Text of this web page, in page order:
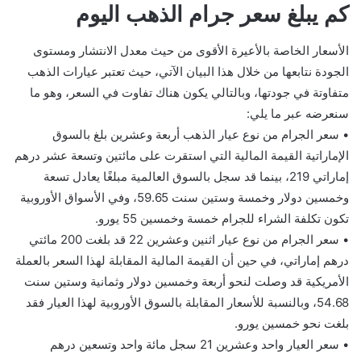
كم يبلغ سعر جرام الذهب اليوم
الأسعار الخاصة بالأعيرة الأقوى من حيث معدل الانتشار ومستوى
الجودة نتابعها من خلال هذا البيان الآتي، حيث تعتبر عيارات الذهب
متفاوتة في جودتها، وبالتالي يكون هناك تفاوت في السعر، وهو ما
سنعرضه عبر ما يلي:
• سعر الجرام من نوع عيار الذهب أربعة وعشرين بلغ بالسوق
الإماراتية القيمة المالية التي استقرت على مائتين وتسعة عشر درهم
إماراتي 219، بينما قد سجل بالسوق العالمية مبلغًا يعادل تسعة
وخمسين دولار وخمسة وستين سنت 59.65، وفي الأسواق الأوروبية
تكون تكلفة الشراء للجرام خمسة وخمسين 55 يورو.
• سعر الجرام من نوع عيار اثنين وعشرين 22 قد بلغت 200 مائتي
درهم إماراتي، في حين أن القيمة المالية المقابلة لهذا السعر بالعملة
الأمريكية قد وصلت لنحو أربعة وخمسين دولار وثمانية وستين سنت
54.68، وبالنسبة للأسعار المقابلة بالسوق الأوروبية لهذا العيار فقد
بلغت نحو خمسين يورو.
• سعر العيار واحد وعشرين 21 سجل مائة واحد وتسعين درهم